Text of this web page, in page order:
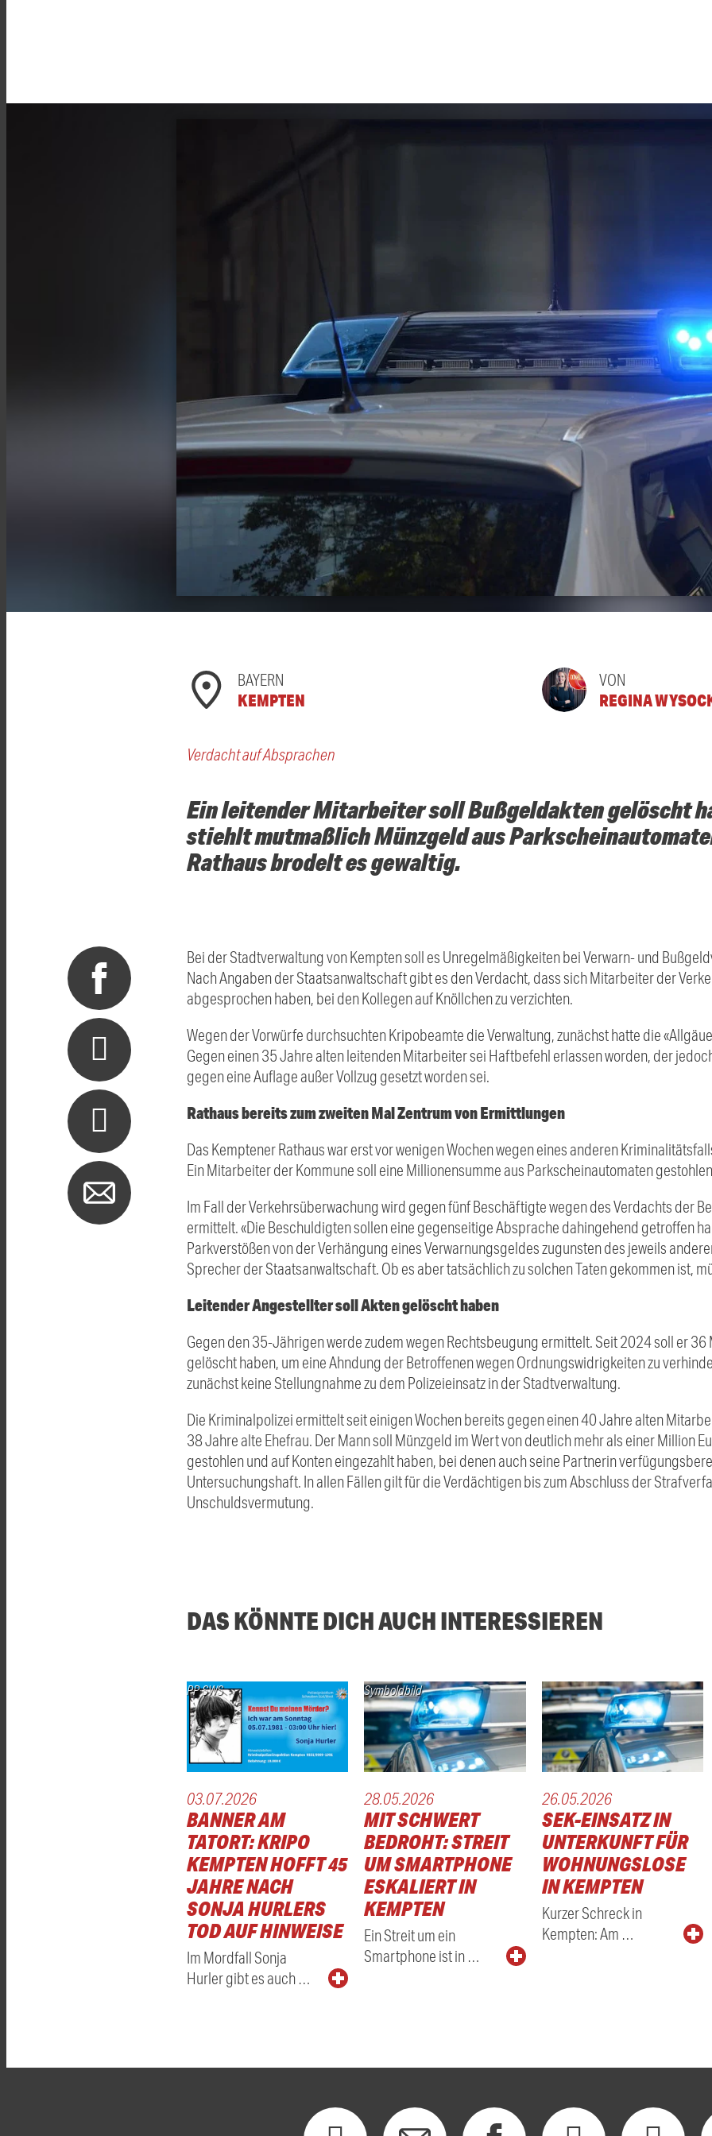
BAYERN
KEMPTEN
VON
REGINA
Verdacht auf Absprachen
Ein leitender Mitarbeiter soll Bußgeldakten gelöscht
stiehlt mutmaßlich Münzgeld aus
Rathaus brodelt es gewaltig.
Bei der Stadtverwaltung von Kempten soll es Unregelmäßigkeiten bei Verwarn- und
Nach Angaben der Staatsanwaltschaft gibt es den Verdacht, dass sich Mitarbeiter der
abgesprochen haben, bei den Kollegen auf Knöllchen zu verzichten.
Wegen der Vorwürfe durchsuchten Kripobeamte die Verwaltung, zunächst hatte die
Gegen einen 35 Jahre alten leitenden Mitarbeiter sei Haftbefehl erlassen worden, der
gegen eine Auflage außer Vollzug gesetzt worden sei.
Rathaus bereits zum zweiten Mal Zentrum von Ermittlungen
Das Kemptener Rathaus war erst vor wenigen Wochen wegen eines anderen
Ein Mitarbeiter der Kommune soll eine Millionensumme aus Parkscheinautomaten
Im Fall der Verkehrsüberwachung wird gegen fünf Beschäftigte wegen des Verdachts der
ermittelt. «Die Beschuldigten sollen eine gegenseitige Absprache dahingehend getroffen
Parkverstößen von der Verhängung eines Verwarnungsgeldes zugunsten des jeweils
Sprecher der Staatsanwaltschaft. Ob es aber tatsächlich zu solchen Taten gekommen ist,
Leitender Angestellter soll Akten gelöscht haben
Gegen den 35-Jährigen werde zudem wegen Rechtsbeugung ermittelt. Seit 2024 soll er
gelöscht haben, um eine Ahndung der Betroffenen wegen Ordnungswidrigkeiten zu
zunächst keine Stellungnahme zu dem Polizeieinsatz in der Stadtverwaltung.
Die Kriminalpolizei ermittelt seit einigen Wochen bereits gegen einen 40 Jahre alten
38 Jahre alte Ehefrau. Der Mann soll Münzgeld im Wert von deutlich mehr als einer Million
gestohlen und auf Konten eingezahlt haben, bei denen auch seine Partnerin
Untersuchungshaft. In allen Fällen gilt für die Verdächtigen bis zum Abschluss der
Unschuldsvermutung.
DAS KÖNNTE DICH AUCH INTERESSIEREN
PP SWS
03.07.2026
BANNER AM
TATORT: KRIPO
KEMPTEN HOFFT 45
JAHRE NACH
SONJA HURLERS
TOD AUF HINWEISE
Im Mordfall Sonja
Hurler gibt es auch …
Symboldbild
28.05.2026
MIT SCHWERT
BEDROHT: STREIT
UM SMARTPHONE
ESKALIERT IN
KEMPTEN
Ein Streit um ein
Smartphone ist in …
26.05.2026
SEK-EINSATZ IN
UNTERKUNFT FÜR
WOHNUNGSLOSE
IN KEMPTEN
Kurzer Schreck in
Kempten: Am …